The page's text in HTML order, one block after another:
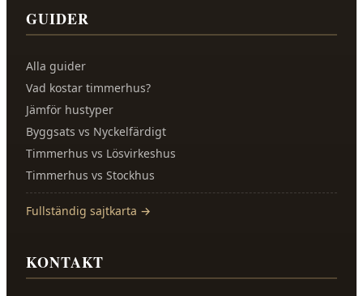
GUIDER
Alla guider
Vad kostar timmerhus?
Jämför hustyper
Byggsats vs Nyckelfärdigt
Timmerhus vs Lösvirkeshus
Timmerhus vs Stockhus
Fullständig sajtkarta →
KONTAKT